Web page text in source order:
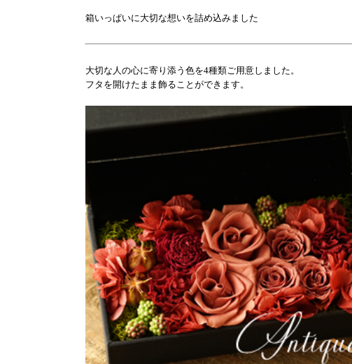
箱いっぱいに大切な想いを詰め込みました
大切な人の心に寄り添う色を4種類ご用意しました。
フタを開けたまま飾ることができます。